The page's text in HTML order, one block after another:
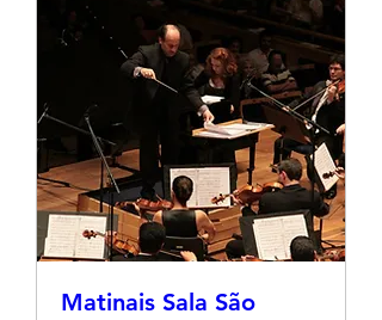
Matinais Sala São